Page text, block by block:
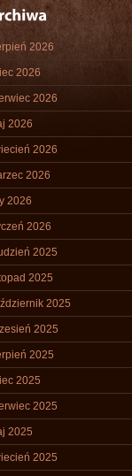
2026
2026
2026
2026
2026
2026
2026
2026
2025
2025
2025
2025
2025
2025
2025
2025
2025